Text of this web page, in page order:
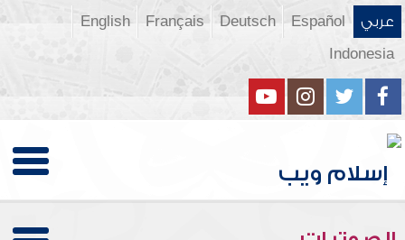
عربي Español
Deutsch
Français
English
Indonesia